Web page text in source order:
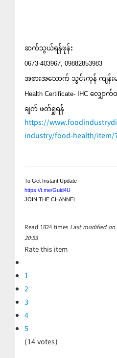
ဆက်သွယ်ရန်ဖုန်း
0673-403967, 09882853983
အစားအသောက် သွင်းကုန် ကျန်းမ
Health Certificate- IHC လျှေ
ချက် ဖတ်ရှုရန်
https://
industry/food-health/item/
To Get Instant Update
https://t.me/Guid4U
JOIN THE CHANNEL
Read 1824times Last modified on
20:53
Rate this item
1
2
3
4
5
(14 votes)